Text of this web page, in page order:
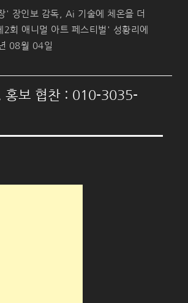
' 장인보 감독, Ai 기술에 체온을 더
회 애니멀 아트 페스티벌' 성황리에
08월 04일
홍보 협찬 : 010-3035-